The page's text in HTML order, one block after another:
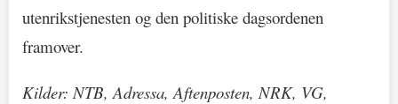
utenrikstjenesten og den politiske dagsordenen
framover.
Kilder: NTB, Adressa, Aftenposten, NRK, VG,